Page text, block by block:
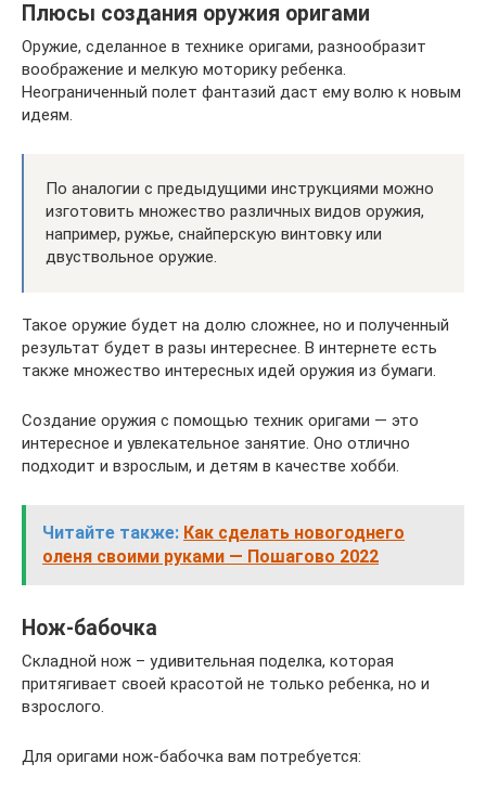
Плюсы создания оружия оригами
Оружие, сделанное в технике оригами, разнообразит
воображение и мелкую моторику ребенка.
Неограниченный полет фантазий даст ему волю к новым
идеям.
По аналогии с предыдущими инструкциями можно
изготовить множество различных видов оружия,
например, ружье, снайперскую винтовку или
двуствольное оружие.
Такое оружие будет на долю сложнее, но и полученный
результат будет в разы интереснее. В интернете есть
также множество интересных идей оружия из бумаги.
Создание оружия с помощью техник оригами — это
интересное и увлекательное занятие. Оно отлично
подходит и взрослым, и детям в качестве хобби.
Читайте также: Как сделать новогоднего
оленя своими руками — Пошагово 2022
Нож-бабочка
Складной нож – удивительная поделка, которая
притягивает своей красотой не только ребенка, но и
взрослого.
Для оригами нож-бабочка вам потребуется: